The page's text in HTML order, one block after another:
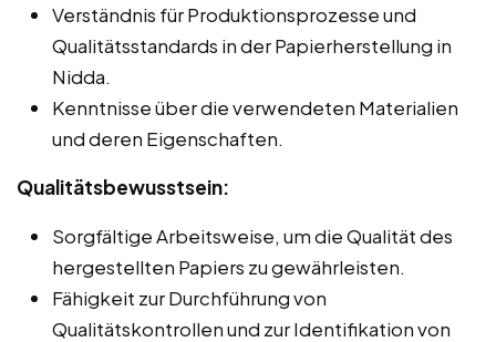
Verständnis für Produktionsprozesse und
Qualitätsstandards in der Papierherstellung in
Nidda.
Kenntnisse über die verwendeten Materialien
und deren Eigenschaften.
Qualitätsbewusstsein:
Sorgfältige Arbeitsweise, um die Qualität des
hergestellten Papiers zu gewährleisten.
Fähigkeit zur Durchführung von
Qualitätskontrollen und zur Identifikation von